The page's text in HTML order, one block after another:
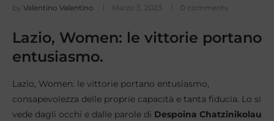
by Valentino Valentino Marzo 3, 2023 0 comments
Lazio, Women: le vittorie portano
entusiasmo.
Lazio, Women: le vittorie portano entusiasmo,
consapevolezza delle proprie capacità e tanta fiducia. Lo si
vede dagli occhi e dalle parole di Despoina Chatzinikolau